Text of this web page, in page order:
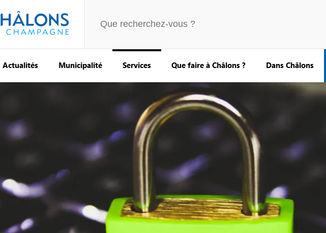
Actualités Municipalité Services Que faire à Châlons ? Dans Châlons